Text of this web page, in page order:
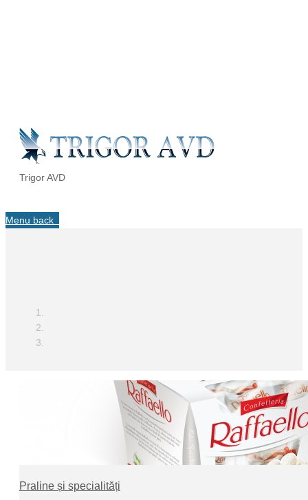
Trigor AVD
Menu back
Praline și specialități